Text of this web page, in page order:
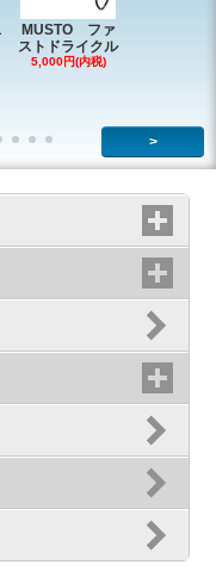
MUSTO ファ
ストドライクル
5,000円(内税)
>